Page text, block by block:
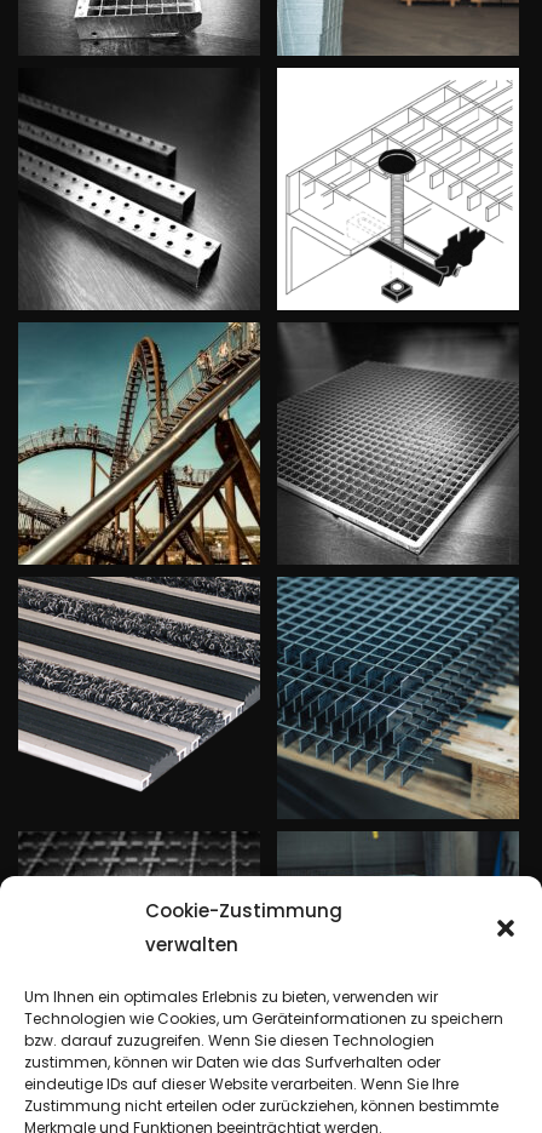
Cookie-Zustimmung
verwalten
Um Ihnen ein optimales Erlebnis zu bieten, verwenden wir
Technologien wie Cookies, um Geräteinformationen zu speichern
bzw. darauf zuzugreifen. Wenn Sie diesen Technologien
zustimmen, können wir Daten wie das Surfverhalten oder
eindeutige IDs auf dieser Website verarbeiten. Wenn Sie Ihre
Zustimmung nicht erteilen oder zurückziehen, können bestimmte
Merkmale und Funktionen beeinträchtigt werden.